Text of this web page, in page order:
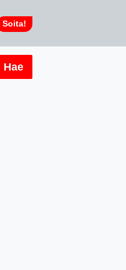
Soita!
Hae